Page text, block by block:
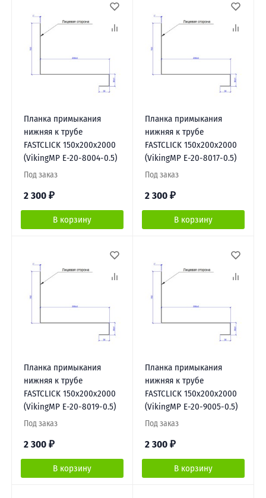
Планка примыкания
нижняя к трубе
FASTCLICK 150х200х2000
(VikingMP E-20-8004-0.5)
Под заказ
2 300 ₽
В корзину
Планка примыкания
нижняя к трубе
FASTCLICK 150х200х2000
(VikingMP E-20-8017-0.5)
Под заказ
2 300 ₽
В корзину
Планка примыкания
нижняя к трубе
FASTCLICK 150х200х2000
(VikingMP E-20-8019-0.5)
Под заказ
2 300 ₽
В корзину
Планка примыкания
нижняя к трубе
FASTCLICK 150х200х2000
(VikingMP E-20-9005-0.5)
Под заказ
2 300 ₽
В корзину